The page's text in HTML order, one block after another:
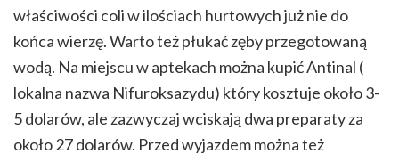
właściwości coli w ilościach hurtowych już nie do
końca wierzę. Warto też płukać zęby przegotowaną
wodą. Na miejscu w aptekach można kupić Antinal (
lokalna nazwa Nifuroksazydu) który kosztuje około 3-
5 dolarów, ale zazwyczaj wciskają dwa preparaty za
około 27 dolarów. Przed wyjazdem można też